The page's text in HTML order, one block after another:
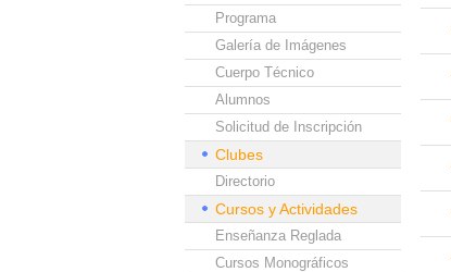
Programa
Galería de Imágenes
Cuerpo Técnico
Alumnos
Solicitud de Inscripción
Clubes
Directorio
Cursos y Actividades
Enseñanza Reglada
Cursos Monográficos